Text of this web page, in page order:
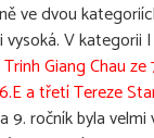
ve dvou
vysoká. V kategorii
Giang Chau ze
a třetí Tereze
ročník byla velmi